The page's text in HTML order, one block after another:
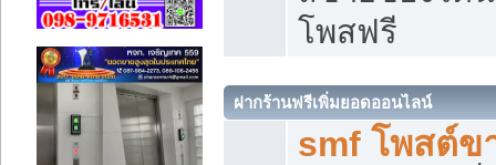
โพสฟรี
ฝากร้านฟรีเพิ่มยอดออนไลน์
smf โพสต์ข